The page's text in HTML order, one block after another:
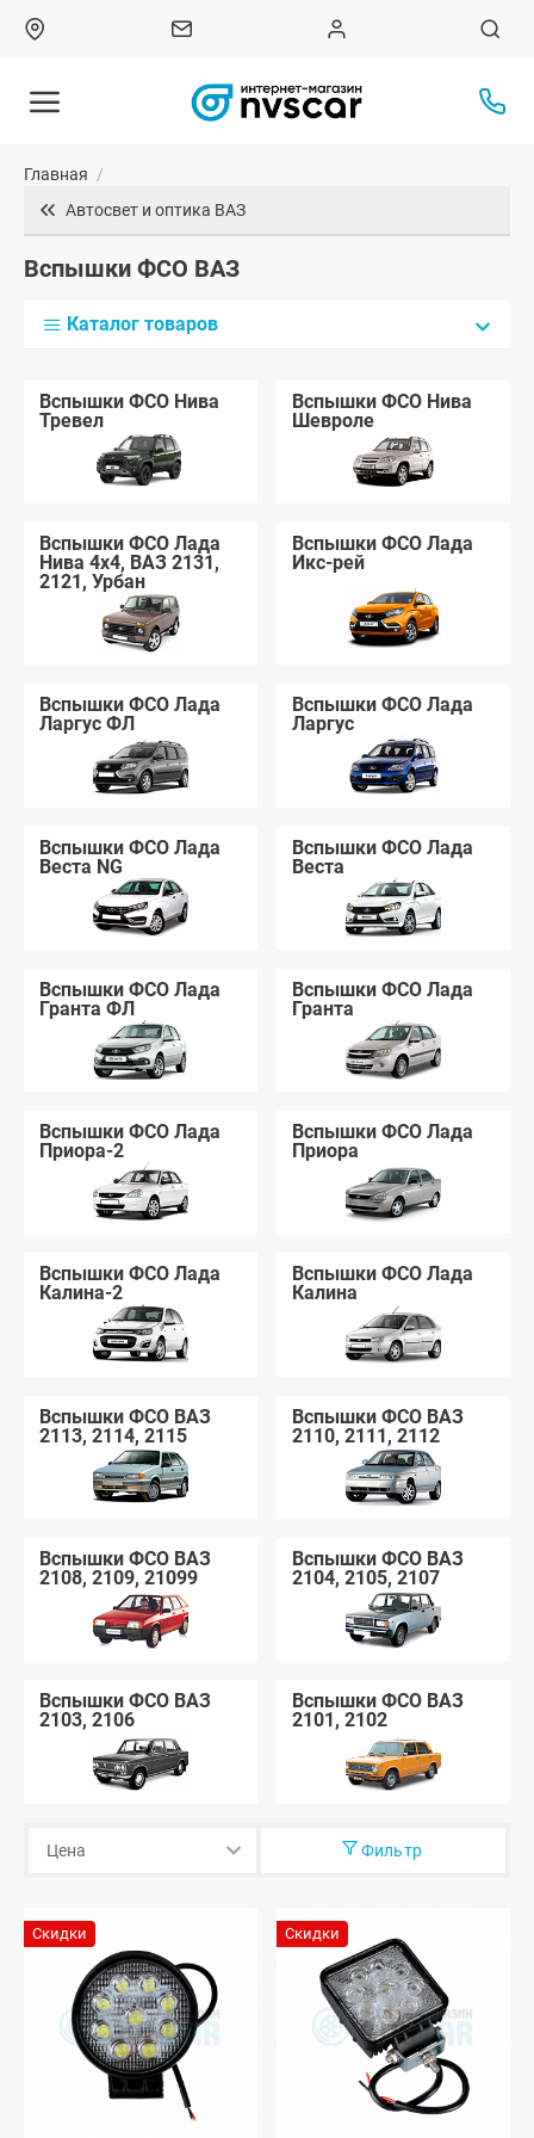
Главная /
Автосвет и оптика ВАЗ
Вспышки ФСО ВАЗ
Каталог товаров
Вспышки ФСО Нива
Тревел
Вспышки ФСО Нива
Шевроле
Вспышки ФСО Лада
Нива 4x4, ВАЗ 2131,
2121, Урбан
Вспышки ФСО Лада
Икс-рей
Вспышки ФСО Лада
Ларгус ФЛ
Вспышки ФСО Лада
Ларгус
Вспышки ФСО Лада
Веста NG
Вспышки ФСО Лада
Веста
Вспышки ФСО Лада
Гранта ФЛ
Вспышки ФСО Лада
Гранта
Вспышки ФСО Лада
Приора-2
Вспышки ФСО Лада
Приора
Вспышки ФСО Лада
Калина-2
Вспышки ФСО Лада
Калина
Вспышки ФСО ВАЗ
2113, 2114, 2115
Вспышки ФСО ВАЗ
2110, 2111, 2112
Вспышки ФСО ВАЗ
2108, 2109, 21099
Вспышки ФСО ВАЗ
2104, 2105, 2107
Вспышки ФСО ВАЗ
2103, 2106
Вспышки ФСО ВАЗ
2101, 2102
Фильтр
Скидки Скидки